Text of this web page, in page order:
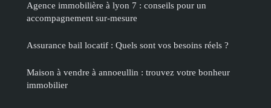
Agence immobilière à lyon 7 : conseils pour un
accompagnement sur-mesure
Assurance bail locatif : Quels sont vos besoins réels ?
Maison à vendre à annoeullin : trouvez votre bonheur
immobilier